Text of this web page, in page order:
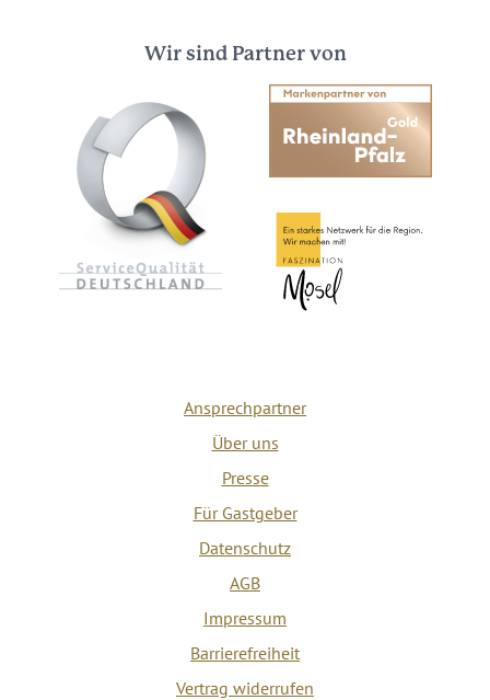
Wir sind Partner von
Ansprechpartner
Über uns
Presse
Für Gastgeber
Datenschutz
AGB
Impressum
Barrierefreiheit
Vertrag widerrufen